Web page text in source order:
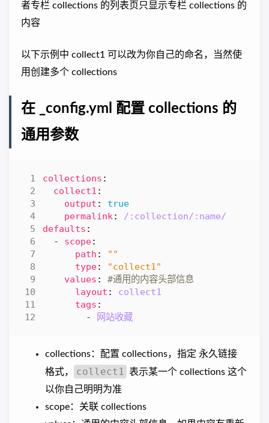
者专栏 collections 的列表页只显示专栏 collections 的
内容
以下示例中 collect1 可以改为你自己的命名，当然使
用创建多个 collections
在 _config.yml 配置 collections 的
通用参数
collections :
collect1 :
output :
true
permalink:
/:collection/:name/
defaults :
- scope:
path :
""
type:
"collect1"
values :
#通用的内容头部信息
layout :
collect1
tags :
-
网站收藏
collections：配置 collections，指定 永久链接
格式，
collect1 表示某一个 collections 这个
以你自己明明为准
scope：关联 collections